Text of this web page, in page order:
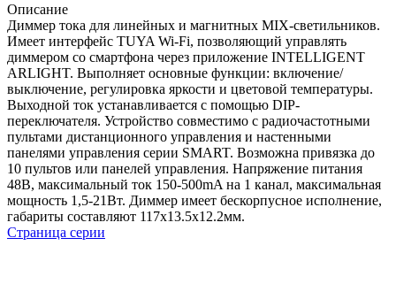
Описание
Диммер тока для линейных и магнитных MIX-светильников.
Имеет интерфейс TUYA Wi-Fi, позволяющий управлять
диммером со смартфона через приложение INTELLIGENT
ARLIGHT. Выполняет основные функции: включение/
выключение, регулировка яркости и цветовой температуры.
Выходной ток устанавливается с помощью DIP-
переключателя. Устройство совместимо с радиочастотными
пультами дистанционного управления и настенными
панелями управления серии SMART. Возможна привязка до
10 пультов или панелей управления. Напряжение питания
48В, максимальный ток 150-500mA на 1 канал, максимальная
мощность 1,5-21Вт. Диммер имеет бескорпусное исполнение,
габариты составляют 117x13.5x12.2мм.
Страница серии